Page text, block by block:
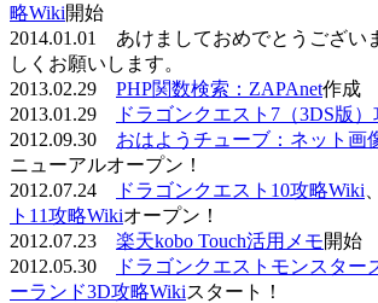
略Wiki開始
2014.01.01 あけましておめでとうござい
しくお願いします。
2013.02.29 PHP関数検索：ZAPAnet作成
2013.01.29
ドラゴンクエスト7（3DS版
2012.09.30 おはようチューブ：ネット画
ニューアルオープン！
2012.07.24
ドラゴンクエスト10攻略Wiki
ト11攻略Wikiオープン！
2012.07.23 楽天kobo Touch活用メモ開始
2012.05.30
ドラゴンクエストモンスター
ーランド3D攻略Wikiスタート！